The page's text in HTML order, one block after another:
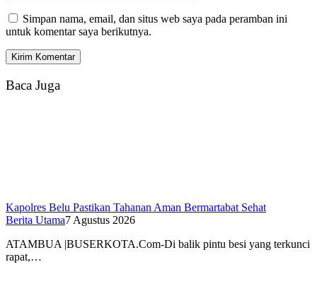
Simpan nama, email, dan situs web saya pada peramban ini
untuk komentar saya berikutnya.
Baca Juga
Kapolres Belu Pastikan Tahanan Aman Bermartabat Sehat
Berita Utama7 Agustus 2026
ATAMBUA |BUSERKOTA.Com-Di balik pintu besi yang terkunci
rapat,…